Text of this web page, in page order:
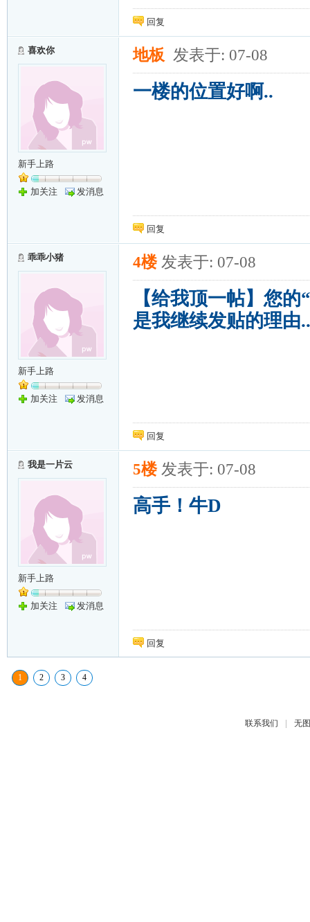
回复
喜欢你
新手上路
加关注 发消息
地板 发表于: 07-08
一楼的位置好啊..
回复
乖乖小猪
新手上路
加关注 发消息
4楼 发表于: 07-08
【给我顶一帖】您
是我继续发贴的理由
回复
我是一片云
新手上路
加关注 发消息
5楼 发表于: 07-08
高手！牛D
回复
1 2 3 4
联系我们 | 无